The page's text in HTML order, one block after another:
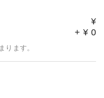
¥
+ ¥ 0
ります。